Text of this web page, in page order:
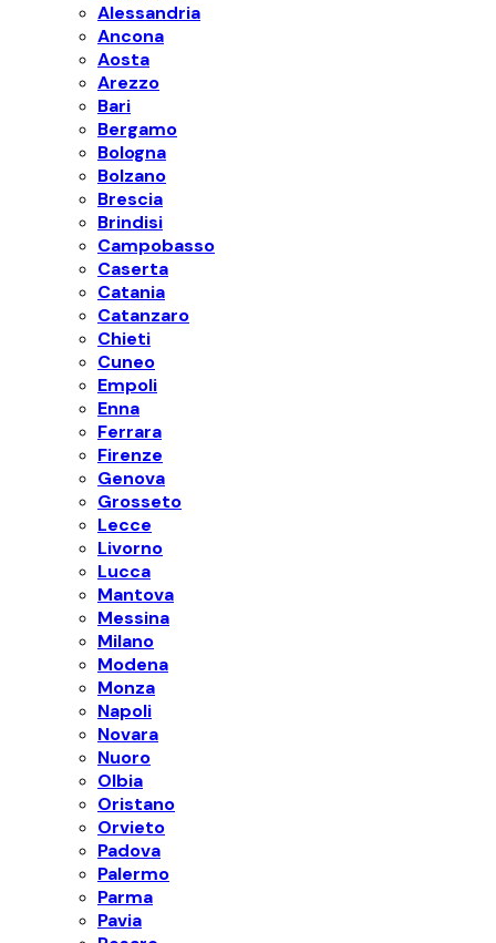
Alessandria
Ancona
Aosta
Arezzo
Bari
Bergamo
Bologna
Bolzano
Brescia
Brindisi
Campobasso
Caserta
Catania
Catanzaro
Chieti
Cuneo
Empoli
Enna
Ferrara
Firenze
Genova
Grosseto
Lecce
Livorno
Lucca
Mantova
Messina
Milano
Modena
Monza
Napoli
Novara
Nuoro
Olbia
Oristano
Orvieto
Padova
Palermo
Parma
Pavia